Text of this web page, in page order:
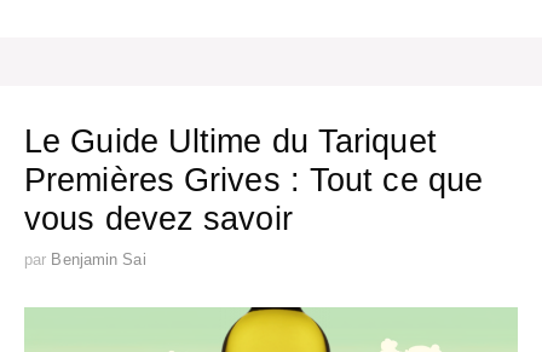
Le Guide Ultime du Tariquet
Premières Grives : Tout ce que
vous devez savoir
par Benjamin Sai